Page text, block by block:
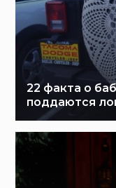
22 факта о
поддаются